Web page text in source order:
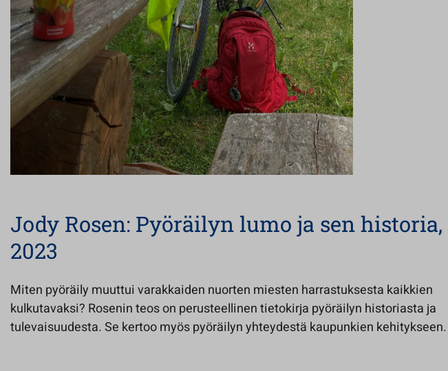
Jody Rosen: Pyöräilyn lumo ja sen historia,
2023
Miten pyöräily muuttui varakkaiden nuorten miesten harrastuksesta kaikkien
kulkutavaksi? Rosenin teos on perusteellinen tietokirja pyöräilyn historiasta ja
tulevaisuudesta. Se kertoo myös pyöräilyn yhteydestä kaupunkien kehitykseen.